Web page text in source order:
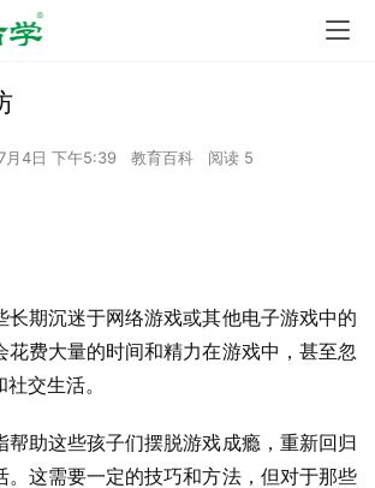
月4日 下午5:39 教育百科 阅读 5
长期沉迷于网络游戏或其他电子游戏中的
花费大量的时间和精力在游戏中，甚至忽
交生活。
帮助这些孩子们摆脱游戏成瘾，重新回归
。这需要一定的技巧和方法，但对于那些